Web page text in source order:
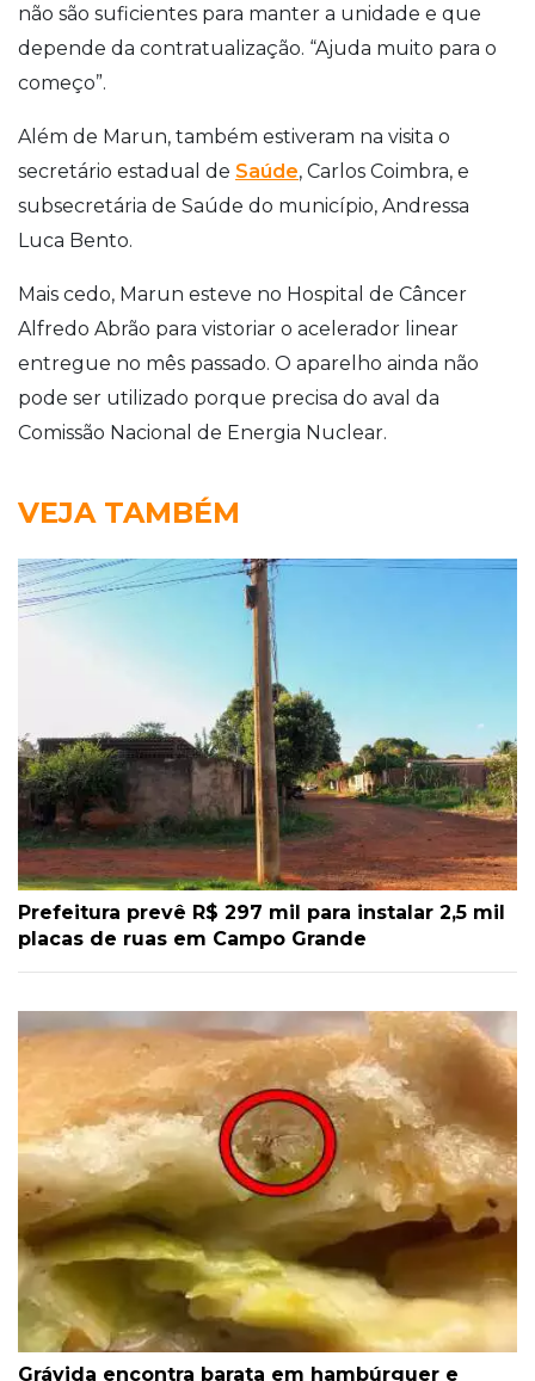
não são suficientes para manter a unidade e que
depende da contratualização. “Ajuda muito para o
começo”.
Além de Marun, também estiveram na visita o
secretário estadual de Saúde, Carlos Coimbra, e
subsecretária de Saúde do município, Andressa
Luca Bento.
Mais cedo, Marun esteve no Hospital de Câncer
Alfredo Abrão para vistoriar o acelerador linear
entregue no mês passado. O aparelho ainda não
pode ser utilizado porque precisa do aval da
Comissão Nacional de Energia Nuclear.
VEJA TAMBÉM
Prefeitura prevê R$ 297 mil para instalar 2,5 mil
placas de ruas em Campo Grande
Grávida encontra barata em hambúrguer e